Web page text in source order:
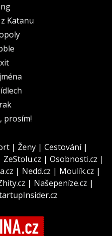
Katanu
prosím!
| Ženy | Cestování|
ZeStolu.cz | Osobnosti.cz |
| Nedd.cz | Moulík.cz |
| Našepeníze.cz |